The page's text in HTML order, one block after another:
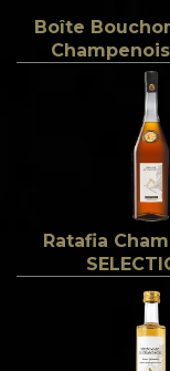
Boîte
Ratafia